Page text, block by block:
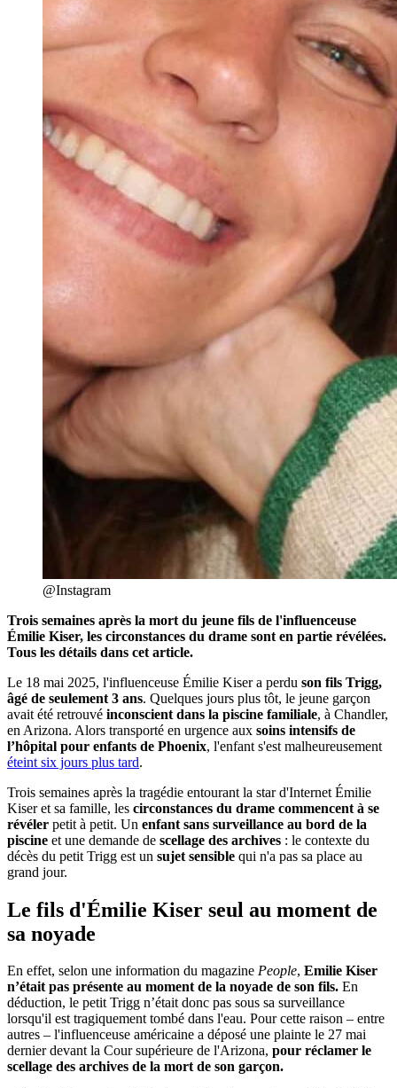
@Instagram
Trois semaines après la mort du jeune fils de l'influenceuse
Émilie Kiser, les circonstances du drame sont en partie révélées.
Tous les détails dans cet article.
Le 18 mai 2025, l'influenceuse Émilie Kiser a perdu son fils Trigg,
âgé de seulement 3 ans. Quelques jours plus tôt, le jeune garçon
avait été retrouvé inconscient dans la piscine familiale, à Chandler,
en Arizona. Alors transporté en urgence aux soins intensifs de
l’hôpital pour enfants de Phoenix, l'enfant s'est malheureusement
éteint six jours plus tard.
Trois semaines après la tragédie entourant la star d'Internet Émilie
Kiser et sa famille, les circonstances du drame commencent à se
révéler petit à petit. Un enfant sans surveillance au bord de la
piscine et une demande de scellage des archives : le contexte du
décès du petit Trigg est un sujet sensible qui n'a pas sa place au
grand jour.
Le fils d'Émilie Kiser seul au moment de
sa noyade
En effet, selon une information du magazine People, Emilie Kiser
n’était pas présente au moment de la noyade de son fils. En
déduction, le petit Trigg n’était donc pas sous sa surveillance
lorsqu'il est tragiquement tombé dans l'eau. Pour cette raison – entre
autres – l'influenceuse américaine a déposé une plainte le 27 mai
dernier devant la Cour supérieure de l'Arizona, pour réclamer le
scellage des archives de la mort de son garçon.